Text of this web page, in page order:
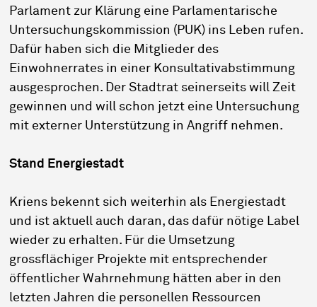
Parlament zur Klärung eine Parlamentarische
Untersuchungskommission (PUK) ins Leben rufen.
Dafür haben sich die Mitglieder des
Einwohnerrates in einer Konsultativabstimmung
ausgesprochen. Der Stadtrat seinerseits will Zeit
gewinnen und will schon jetzt eine Untersuchung
mit externer Unterstützung in Angriff nehmen.
Stand Energiestadt
Kriens bekennt sich weiterhin als Energiestadt
und ist aktuell auch daran, das dafür nötige Label
wieder zu erhalten. Für die Umsetzung
grossflächiger Projekte mit entsprechender
öffentlicher Wahrnehmung hätten aber in den
letzten Jahren die personellen Ressourcen